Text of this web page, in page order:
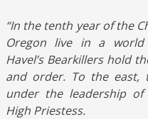
“In the tenth year of the
Oregon live in a world
Havel’s Bearkillers hold
and order. To the east,
under the leadership of
High Priestess.